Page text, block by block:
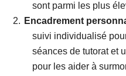
sont parmi les plus
Encadrement
suivi individualisé
séances de tutorat et
pour les aider à